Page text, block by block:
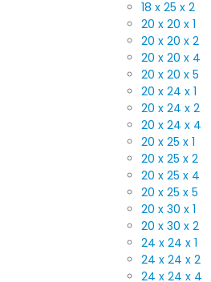
18 x 25 x 2
20 x 20 x 1
20 x 20 x 2
20 x 20 x 4
20 x 20 x 5
20 x 24 x 1
20 x 24 x 2
20 x 24 x 4
20 x 25 x 1
20 x 25 x 2
20 x 25 x 4
20 x 25 x 5
20 x 30 x 1
20 x 30 x 2
24 x 24 x 1
24 x 24 x 2
24 x 24 x 4